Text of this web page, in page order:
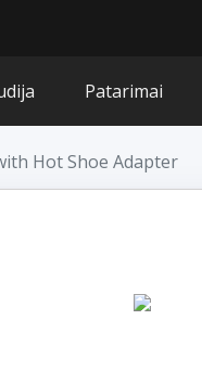
Patarimai
Hot Shoe Adapter